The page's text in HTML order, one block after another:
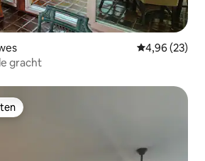
Gemiddelde
4,96 (23)
gracht